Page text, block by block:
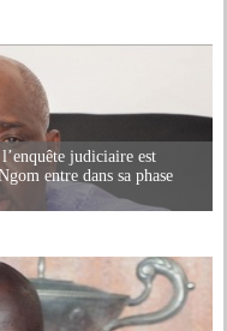
judiciaire est
entre dans sa phase